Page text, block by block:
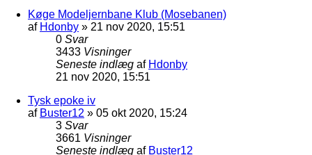
Køge Modeljernbane Klub (Mosebanen)
af Hdonby » 21 nov 2020, 15:51
0 Svar
3433 Visninger
Seneste indlæg af Hdonby
21 nov 2020, 15:51
Tysk epoke iv
af Buster12 » 05 okt 2020, 15:24
3 Svar
3661 Visninger
Seneste indlæg af Buster12